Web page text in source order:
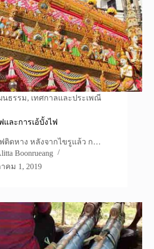
ธรรม, เทศกาลและประเพณี
และการเอ้บั้งไฟ
ติดหาง หลังจากไขรูแล้ว ก…
Boonrueang
คม 1, 2019